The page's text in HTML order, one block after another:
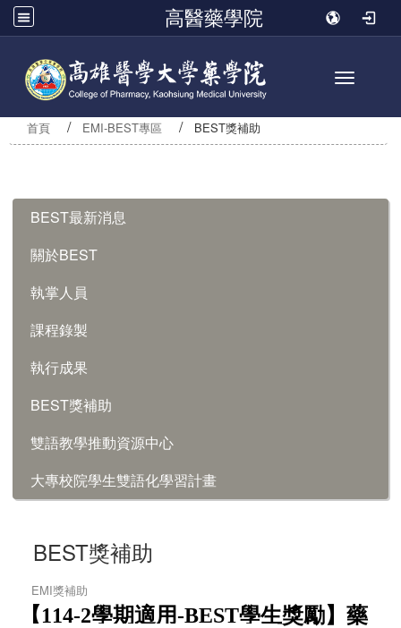
高醫藥學院
Toggle
首頁 EMI-BEST專區 BEST獎補助
BEST最新消息
關於BEST
執掌人員
課程錄製
執行成果
BEST獎補助
雙語教學推動資源中心
大專校院學生雙語化學習計畫
BEST獎補助
EMI獎補助
【114-2學期適用-BEST學生獎勵】藥